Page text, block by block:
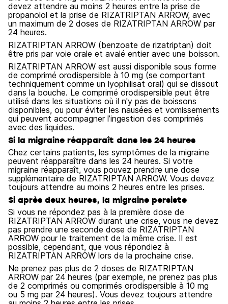
devez attendre au moins 2 heures entre la prise de
propanolol et la prise de RIZATRIPTAN ARROW, avec
un maximum de 2 doses de RIZATRIPTAN ARROW par
24 heures.
RIZATRIPTAN ARROW (benzoate de rizatriptan) doit
être pris par voie orale et avalé entier avec une boisson.
RIZATRIPTAN ARROW est aussi disponible sous forme
de comprimé orodispersible à 10 mg (se comportant
techniquement comme un lyophilisat oral) qui se dissout
dans la bouche. Le comprimé orodispersible peut être
utilisé dans les situations où il n'y pas de boissons
disponibles, ou pour éviter les nausées et vomissements
qui peuvent accompagner l’ingestion des comprimés
avec des liquides.
Si la migraine réapparaît dans les 24 heures
Chez certains patients, les symptômes de la migraine
peuvent réapparaître dans les 24 heures. Si votre
migraine réapparaît, vous pouvez prendre une dose
supplémentaire de RIZATRIPTAN ARROW. Vous devez
toujours attendre au moins 2 heures entre les prises.
Si après deux heures, la migraine persiste
Si vous ne répondez pas à la première dose de
RIZATRIPTAN ARROW durant une crise, vous ne devez
pas prendre une seconde dose de RIZATRIPTAN
ARROW pour le traitement de la même crise. Il est
possible, cependant, que vous répondiez à
RIZATRIPTAN ARROW lors de la prochaine crise.
Ne prenez pas plus de 2 doses de RIZATRIPTAN
ARROW par 24 heures (par exemple, ne prenez pas plus
de 2 comprimés ou comprimés orodispersible à 10 mg
ou 5 mg par 24 heures). Vous devez toujours attendre